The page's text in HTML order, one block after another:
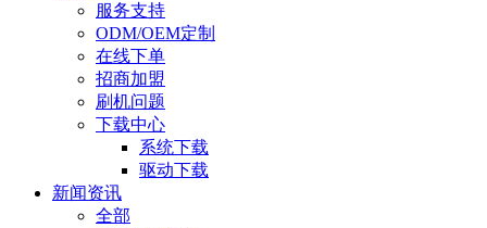
服务支持
ODM/OEM定制
在线下单
招商加盟
刷机问题
下载中心
系统下载
驱动下载
新闻资讯
全部